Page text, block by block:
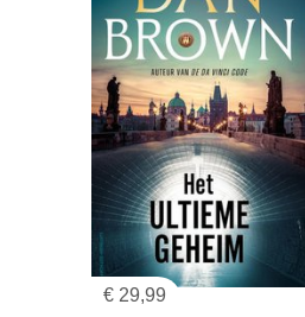
€29,99